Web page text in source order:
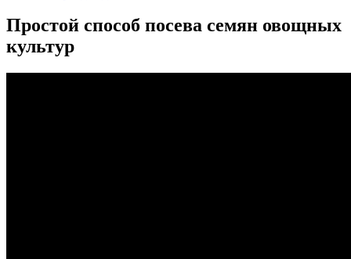
Простой способ посева семян овощных
культур